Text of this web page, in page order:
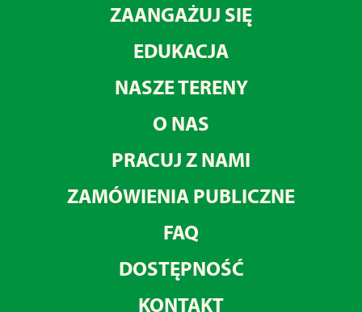
ZAANGAŻUJ SIĘ
EDUKACJA
NASZE TERENY
O NAS
PRACUJ Z NAMI
ZAMÓWIENIA PUBLICZNE
FAQ
DOSTĘPNOŚĆ
KONTAKT